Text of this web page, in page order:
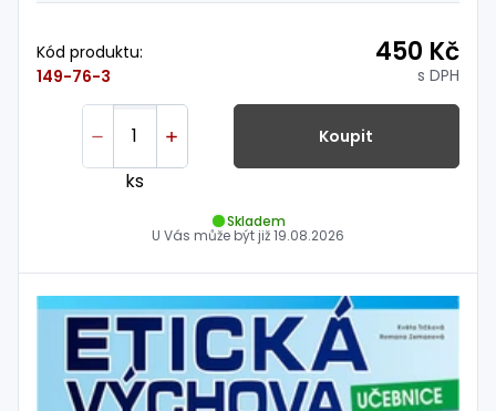
Kód produktu:
149-76-3
450 Kč
s DPH
ks
Koupit
Skladem
U Vás může být již19.08.2026